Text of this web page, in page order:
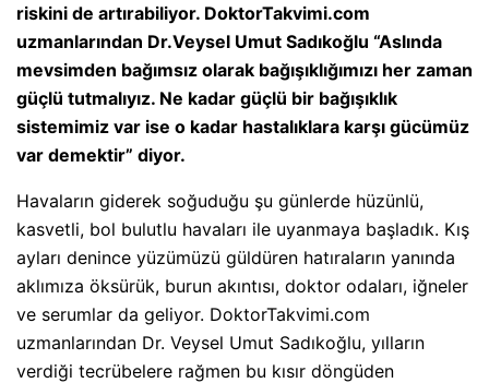
riskini de artırabiliyor. DoktorTakvimi.com
uzmanlarından Dr.Veysel Umut Sadıkoğlu “Aslında
mevsimden bağımsız olarak bağışıklığımızı her zaman
güçlü tutmalıyız. Ne kadar güçlü bir bağışıklık
sistemimiz var ise o kadar hastalıklara karşı gücümüz
var demektir” diyor.
Havaların giderek soğuduğu şu günlerde hüzünlü,
kasvetli, bol bulutlu havaları ile uyanmaya başladık. Kış
ayları denince yüzümüzü güldüren hatıraların yanında
aklımıza öksürük, burun akıntısı, doktor odaları, iğneler
ve serumlar da geliyor. DoktorTakvimi.com
uzmanlarından Dr. Veysel Umut Sadıkoğlu, yılların
verdiği tecrübelere rağmen bu kısır döngüden